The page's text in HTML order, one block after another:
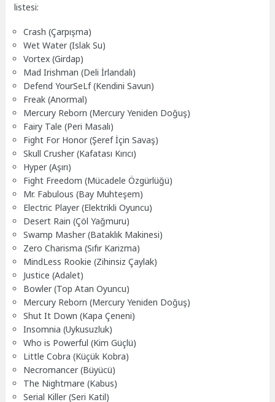
listesi:
Crash (Çarpışma)
Wet Water (Islak Su)
Vortex (Girdap)
Mad Irishman (Deli İrlandalı)
Defend YourSeLf (Kendini Savun)
Freak (Anormal)
Mercury Reborn (Mercury Yeniden Doğuş)
Fairy Tale (Peri Masalı)
Fight For Honor (Şeref İçin Savaş)
Skull Crusher (Kafatası Kırıcı)
Hyper (Aşırı)
Fight Freedom (Mücadele Özgürlüğü)
Mr. Fabulous (Bay Muhteşem)
Electric Player (Elektrikli Oyuncu)
Desert Rain (Çöl Yağmuru)
Swamp Masher (Bataklık Makinesi)
Zero Charisma (Sıfır Karizma)
MindLess Rookie (Zihinsiz Çaylak)
Justice (Adalet)
Bowler (Top Atan Oyuncu)
Mercury Reborn (Mercury Yeniden Doğuş)
Shut It Down (Kapa Çeneni)
Insomnia (Uykusuzluk)
Who is Powerful (Kim Güçlü)
Little Cobra (Küçük Kobra)
Necromancer (Büyücü)
The Nightmare (Kabus)
Serial Killer (Seri Katil)